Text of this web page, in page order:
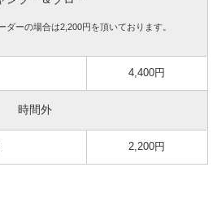
ーの場合は2,200円を頂いております。
4,400円
時間外
2,200円